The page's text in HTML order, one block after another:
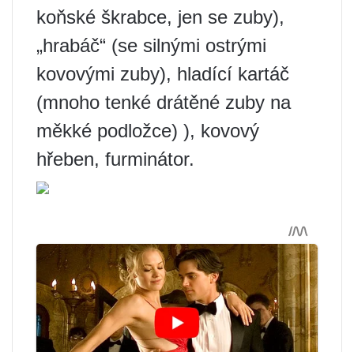
koňské škrabce, jen se zuby),
„hrabáč“ (se silnými ostrými
kovovými zuby), hladící kartáč
(mnoho tenké drátěné zuby na
měkké podložce) ), kovový
hřeben, furminátor.